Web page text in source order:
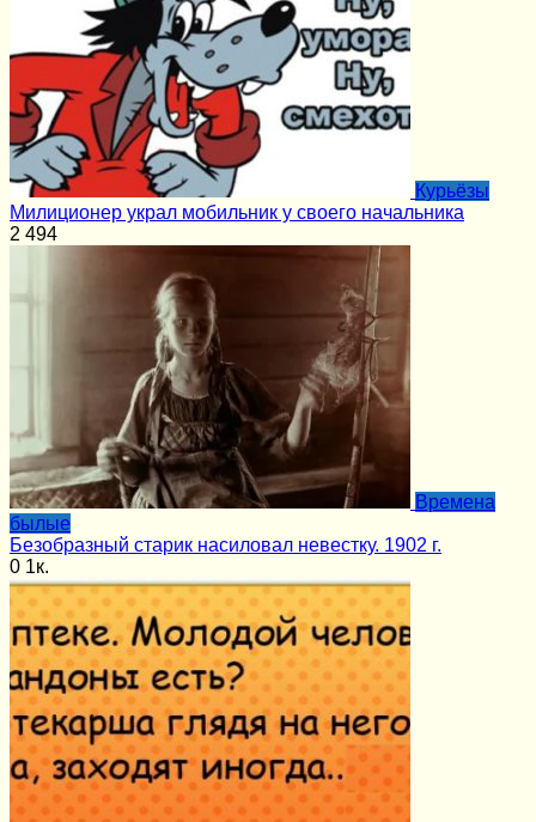
Курьёзы
Милиционер украл мобильник у своего начальника
2 494
Времена
былые
Безобразный старик насиловал невестку. 1902 г.
0 1к.